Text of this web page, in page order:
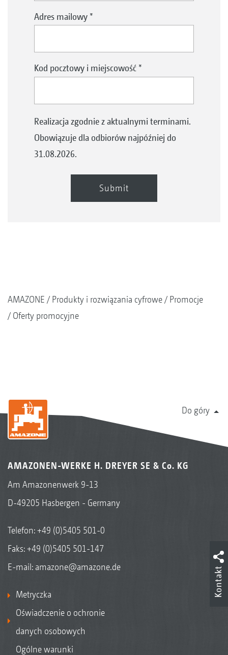
Adres mailowy *
Kod pocztowy i miejscowość *
Realizacja zgodnie z aktualnymi terminami.
Obowiązuje dla odbiorów najpóźniej do
31.08.2026.
Submit
AMAZONE Produkty i rozwiązania cyfrowe
Promocje
Oferty promocyjne
Do góry
AMAZONEN-WERKE H. DREYER SE & Co. KG
Am Amazonenwerk 9-13
D-49205 Hasbergen - Germany
Telefon:+49 (0)5405 501-0
Faks: +49 (0)5405 501-147
E-mail: amazone@amazone.de
Metryczka
Oświadczenie o ochronie
danych osobowych
Ogólne warunki
Kontakt